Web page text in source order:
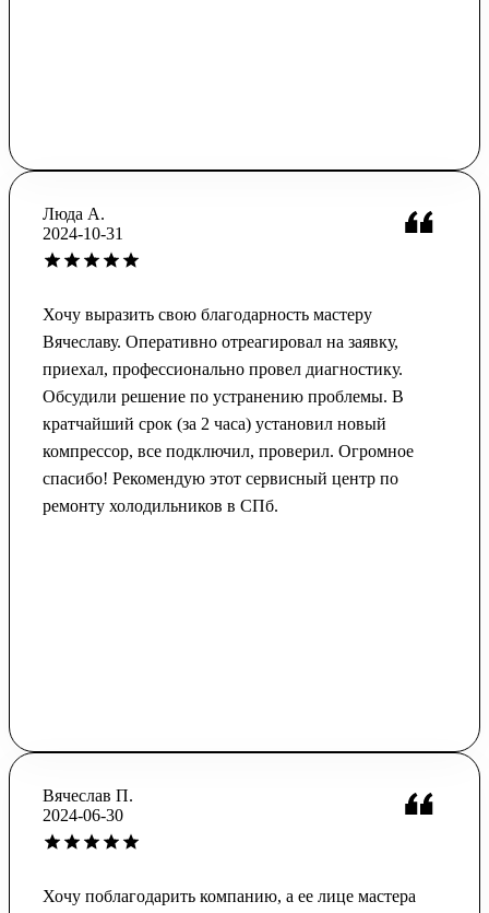
Люда А.
2024-10-31
Хочу выразить свою благодарность мастеру
Вячеславу. Оперативно отреагировал на заявку,
приехал, профессионально провел диагностику.
Обсудили решение по устранению проблемы. В
кратчайший срок (за 2 часа) установил новый
компрессор, все подключил, проверил. Огромное
спасибо! Рекомендую этот сервисный центр по
ремонту холодильников в СПб.
Вячеслав П.
2024-06-30
Хочу поблагодарить компанию, а ее лице мастера